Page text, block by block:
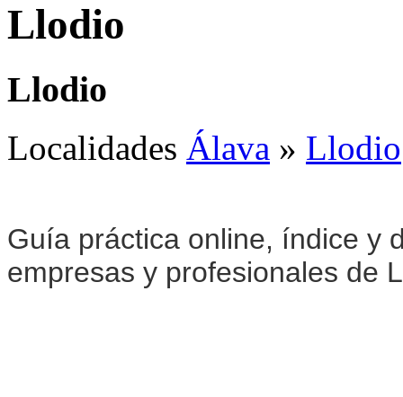
Llodio
Llodio
Localidades Álava » Llodio
Guía práctica online, índice y
empresas y profesionales de